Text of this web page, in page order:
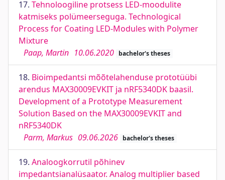
17. Tehnoloogiline protsess LED-moodulite
katmiseks polümeerseguga. Technological
Process for Coating LED-Modules with Polymer
Mixture
Paap, Martin 10.06.2020 bachelor's theses
18. Bioimpedantsi mõõtelahenduse prototüübi
arendus MAX30009EVKIT ja nRF5340DK baasil.
Development of a Prototype Measurement
Solution Based on the MAX30009EVKIT and
nRF5340DK
Parm, Markus 09.06.2026 bachelor's theses
19. Analoogkorrutil põhinev
impedantsianalüsaator. Analog multiplier based